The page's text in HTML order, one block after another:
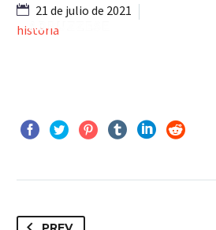
21 de julio de 2021
historia